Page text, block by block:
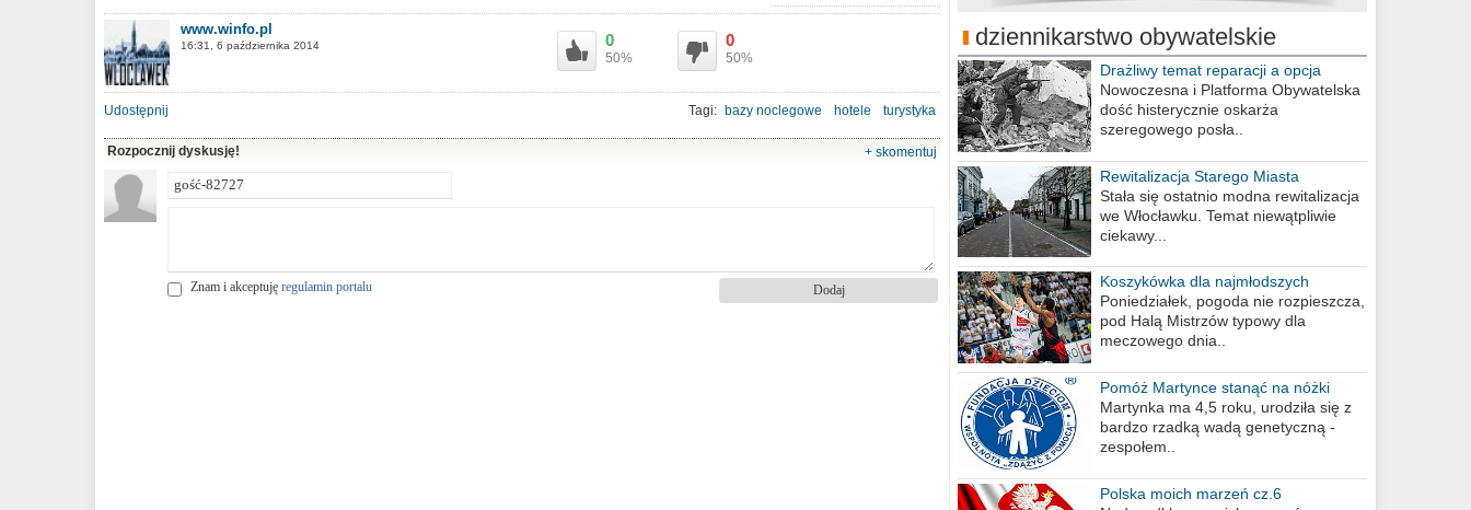
www.winfo.pl
16:31, 6 października 2014 0
50%
0
50%
Udostępnij Tagi: bazy noclegowe hotele turystyka
Rozpocznij dyskusję! + skomentuj
Znam i akceptuję regulamin portalu
dziennikarstwo obywatelskie
Drażliwy temat reparacji a opcja
berlińska
Nowoczesna i Platforma Obywatelska
dość histerycznie oskarża
szeregowego posła..
Rewitalizacja Starego Miasta
Stała się ostatnio modna rewitalizacja
we Włocławku. Temat niewątpliwie
ciekawy...
Koszykówka dla najmłodszych
Poniedziałek, pogoda nie rozpieszcza,
pod Halą Mistrzów typowy dla
meczowego dnia..
Pomóż Martynce stanąć na nóżki
Martynka ma 4,5 roku, urodziła się z
bardzo rzadką wadą genetyczną -
zespołem..
Polska moich marzeń cz.6